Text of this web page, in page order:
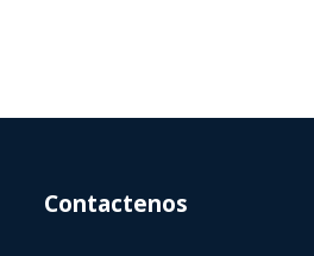
Contactenos